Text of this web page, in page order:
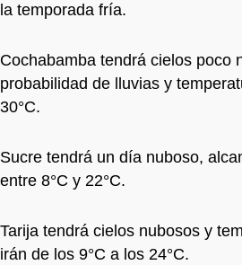
la temporada fría.
Cochabamba tendrá cielos poco
probabilidad de lluvias y
30°C.
Sucre tendrá un día nuboso,
entre 8°C y 22°C.
Tarija tendrá cielos nubosos y
irán de los 9°C a los 24°C.